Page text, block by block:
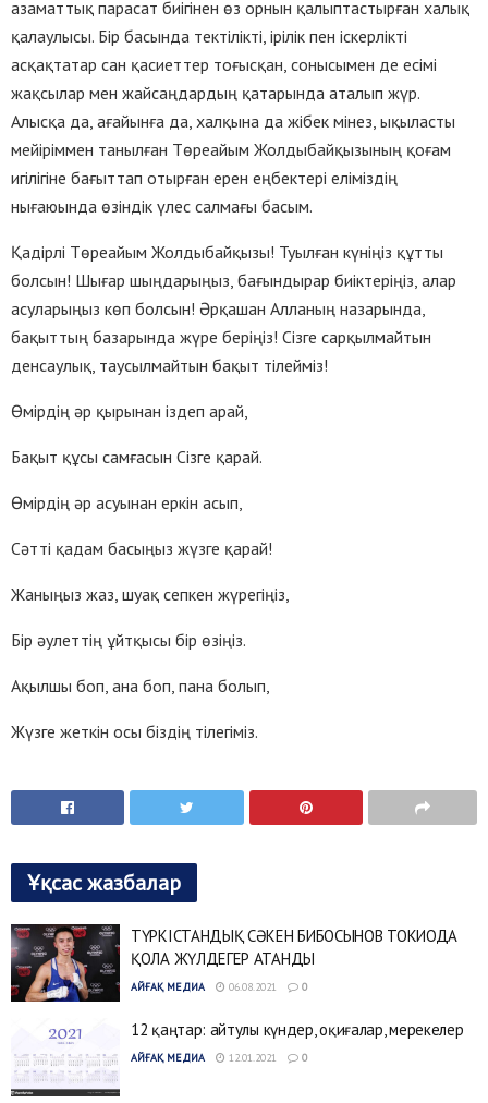
азаматтық парасат биігінен өз орнын қалыптастырған халық
қалаулысы. Бір басында тектілікті, ірілік пен іскерлікті
асқақтатар сан қасиеттер тоғысқан, сонысымен де есімі
жақсылар мен жайсаңдардың қатарында аталып жүр.
Алысқа да, ағайынға да, халқына да жібек мінез, ықыласты
мейіріммен танылған Төреайым Жолдыбайқызының қоғам
игілігіне бағыттап отырған ерен еңбектері еліміздің
нығаюында өзіндік үлес салмағы басым.
Қадірлі Төреайым Жолдыбайқызы! Туылған күніңіз құтты
болсын! Шығар шыңдарыңыз, бағындырар биіктеріңіз, алар
асуларыңыз көп болсын! Әрқашан Алланың назарында,
бақыттың базарында жүре беріңіз! Сізге сарқылмайтын
денсаулық, таусылмайтын бақыт тілейміз!
Өмірдің әр қырынан іздеп арай,
Бақыт құсы самғасын Сізге қарай.
Өмірдің әр асуынан еркін асып,
Сәтті қадам басыңыз жүзге қарай!
Жаныңыз жаз, шуақ сепкен жүрегіңіз,
Бір әулеттің ұйтқысы бір өзіңіз.
Ақылшы боп, ана боп, пана болып,
Жүзге жеткін осы біздің тілегіміз.
Ұқсас жазбалар
ТҮРКІСТАНДЫҚ СӘКЕН БИБОСЫНОВ ТОКИОДА
ҚОЛА ЖҮЛДЕГЕР АТАНДЫ
АЙҒАҚ МЕДИА 06.08.2021 0
12 қаңтар: айтулы күндер, оқиғалар, мерекелер
АЙҒАҚ МЕДИА 12.01.2021 0